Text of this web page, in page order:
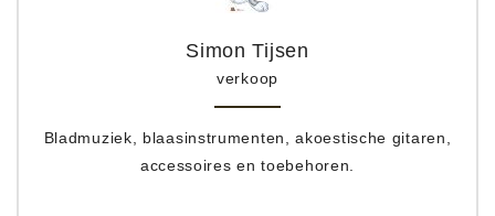
Simon Tijsen
verkoop
Bladmuziek, blaasinstrumenten, akoestische gitaren,
accessoires en toebehoren.